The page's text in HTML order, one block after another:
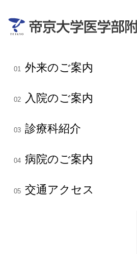
01 外来のご案内
02 入院のご案内
03 診療科紹介
04 病院のご案内
05 交通アクセス